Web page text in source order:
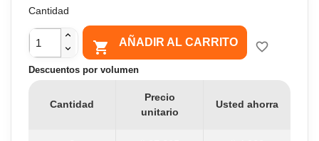
Cantidad
 AÑADIR AL CARRITO favorite_border
Descuentos por volumen
Cantidad
Precio
unitario
Usted ahorra